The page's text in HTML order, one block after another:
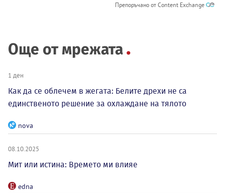
Препоръчано от Content Exchange
Още от мрежата
1 ден
Как да се облечем в жегата: Белите дрехи не са
единственото решение за охлаждане на тялото
nova
08.10.2025
Мит или истина: Времето ми влияе
edna